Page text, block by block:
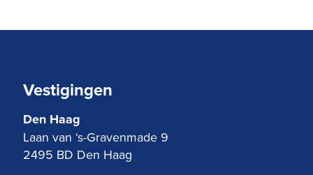
Vestigingen
Den Haag
Laan van ‘s-Gravenmade 9
2495 BD Den Haag